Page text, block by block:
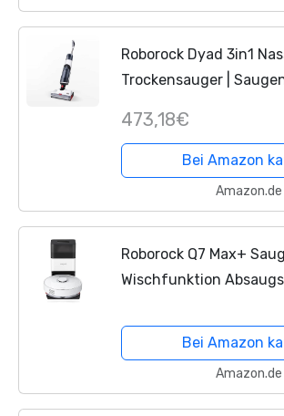
Roborock Dyad 3in1
Trockensauger |
13.000Pa Saugleistung,
Wassertank, 3 Modi,
473,18€
Bei Amazon
Amazon.de
Roborock Q7 Max+
Wischfunktion
Automatischem
ml+2,5 L
Bei Amazon
Amazon.de